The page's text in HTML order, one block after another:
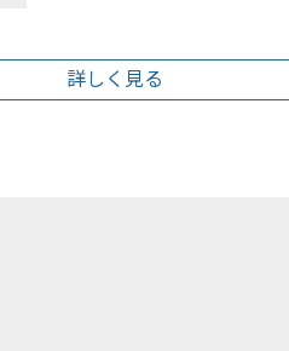
詳しく見る